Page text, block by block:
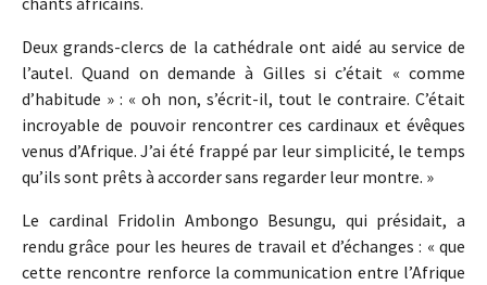
Deux grands-clercs de la cathédrale ont aidé au service de
l’autel. Quand on demande à Gilles si c’était « comme
d’habitude » : « oh non, s’écrit-il, tout le contraire. C’était
incroyable de pouvoir rencontrer ces cardinaux et évêques
venus d’Afrique. J’ai été frappé par leur simplicité, le temps
qu’ils sont prêts à accorder sans regarder leur montre. »
Le cardinal Fridolin Ambongo Besungu, qui présidait, a
rendu grâce pour les heures de travail et d’échanges : « que
cette rencontre renforce la communication entre l’Afrique